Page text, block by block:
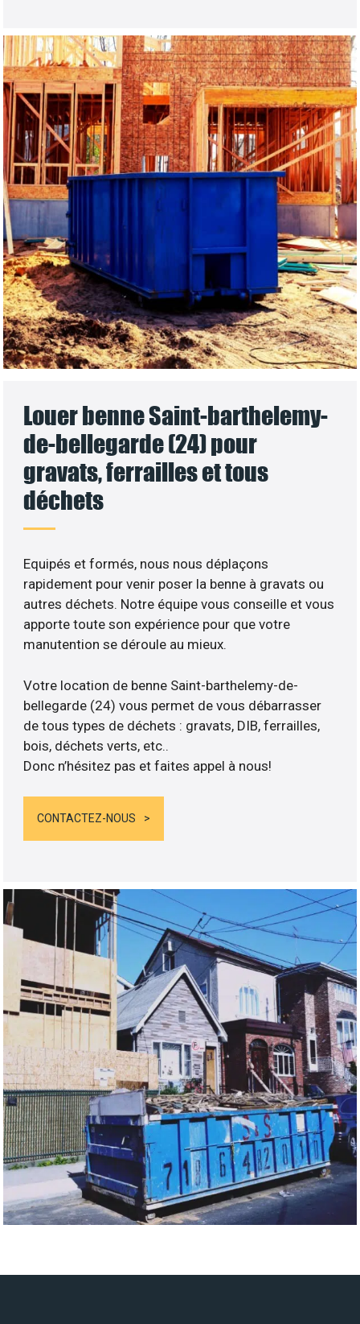
Louer benne Saint-barthelemy-
de-bellegarde (24) pour
gravats, ferrailles et tous
déchets
Equipés et formés, nous nous déplaçons
rapidement pour venir poser la benne à gravats ou
autres déchets. Notre équipe vous conseille et vous
apporte toute son expérience pour que votre
manutention se déroule au mieux.
Votre location de benne Saint-barthelemy-de-
bellegarde (24) vous permet de vous débarrasser
de tous types de déchets : gravats, DIB, ferrailles,
bois, déchets verts, etc..
Donc n’hésitez pas et faites appel à nous!
CONTACTEZ-NOUS